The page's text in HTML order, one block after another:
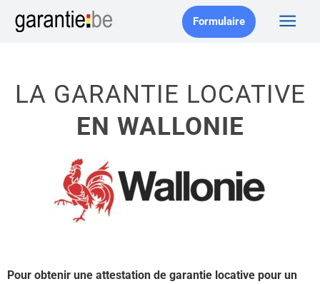
Formulaire
LA GARANTIE LOCATIVE
EN WALLONIE
Pour obtenir une attestation de garantie locative pour un